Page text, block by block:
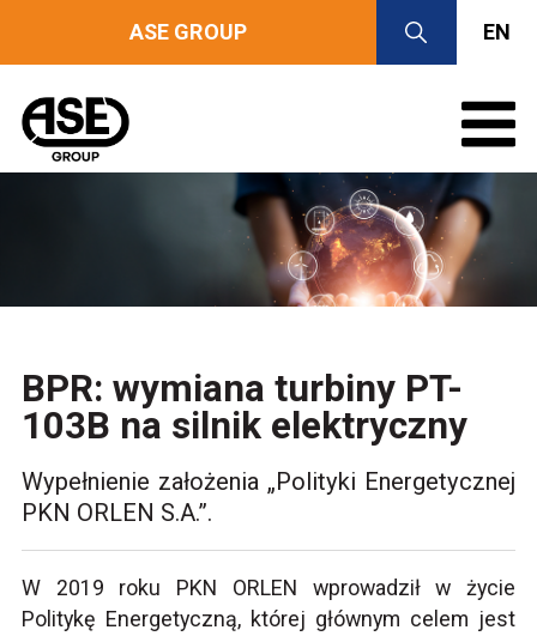
ASE GROUP EN
BPR: wymiana turbiny PT-
103B na silnik elektryczny
Wypełnienie założenia „Polityki Energetycznej
PKN ORLEN S.A.”.
W 2019 roku PKN ORLEN wprowadził w życie
Politykę Energetyczną, której głównym celem jest